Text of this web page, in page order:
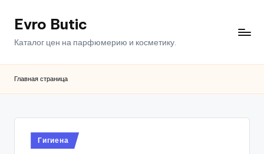
ПерейтиEvro Butic
Каталог цен на парфюмерию и косметику.
Главная страница
Опубликовано
в
Гигиена